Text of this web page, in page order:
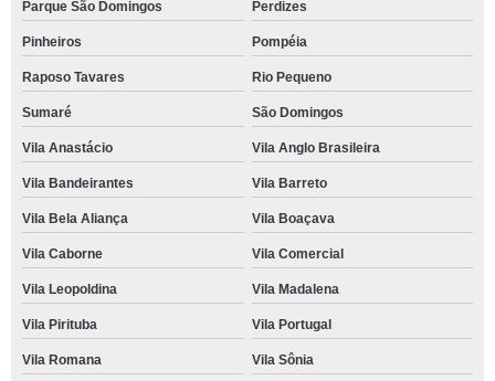
Parque São Domingos Perdizes
Pinheiros Pompéia
Raposo Tavares Rio Pequeno
Sumaré São Domingos
Vila Anastácio Vila Anglo Brasileira
Vila Bandeirantes Vila Barreto
Vila Bela Aliança Vila Boaçava
Vila Caborne Vila Comercial
Vila Leopoldina Vila Madalena
Vila Pirituba Vila Portugal
Vila Romana Vila Sônia